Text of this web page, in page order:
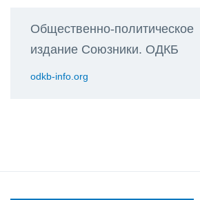
Общественно-политическое
издание Союзники. ОДКБ
odkb-info.org